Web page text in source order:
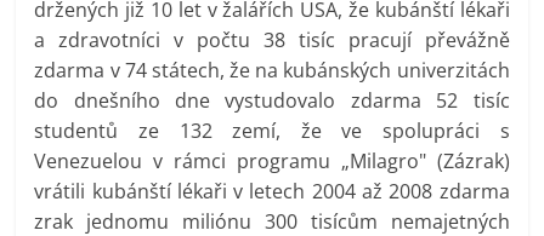
držených již 10 let v žalářích USA, že kubánští lékaři
a zdravotníci v počtu 38 tisíc pracují převážně
zdarma v 74 státech, že na kubánských univerzitách
do dnešního dne vystudovalo zdarma 52 tisíc
studentů ze 132 zemí, že ve spolupráci s
Venezuelou v rámci programu „Milagro" (Zázrak)
vrátili kubánští lékaři v letech 2004 až 2008 zdarma
zrak jednomu miliónu 300 tisícům nemajetných